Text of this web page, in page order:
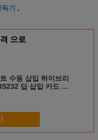
기 ,
으로
수동 삽입 하이브리
딥 삽입 카드 리